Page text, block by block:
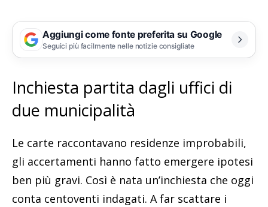
Aggiungi come fonte preferita su Google
Seguici più facilmente nelle notizie consigliate
Inchiesta partita dagli uffici di
due municipalità
Le carte raccontavano residenze improbabili,
gli accertamenti hanno fatto emergere ipotesi
ben più gravi. Così è nata un’inchiesta che oggi
conta centoventi indagati. A far scattare i